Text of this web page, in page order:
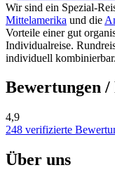
Wir sind ein Spezial-
Mittelamerika und die
Vorteile einer gut
Individualreise.
individuell kombinierbar.
Bewertungen /
4,9
248 verifizierte
Über uns